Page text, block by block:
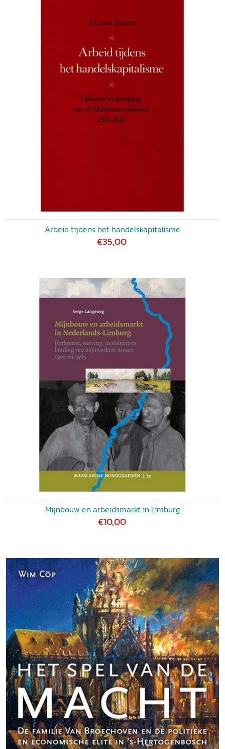
Arbeid tijdens het handelskapitalisme
€35,00
Mijnbouw en arbeidsmarkt in Limburg
€10,00